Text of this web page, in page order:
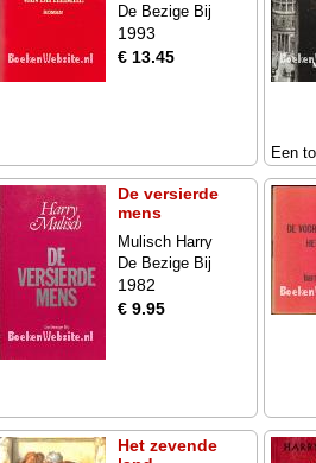
De Bezige Bij
1993
€ 13.45
Een
De versierde
mens
Mulisch Harry
De Bezige Bij
1982
€ 9.95
Het zevende